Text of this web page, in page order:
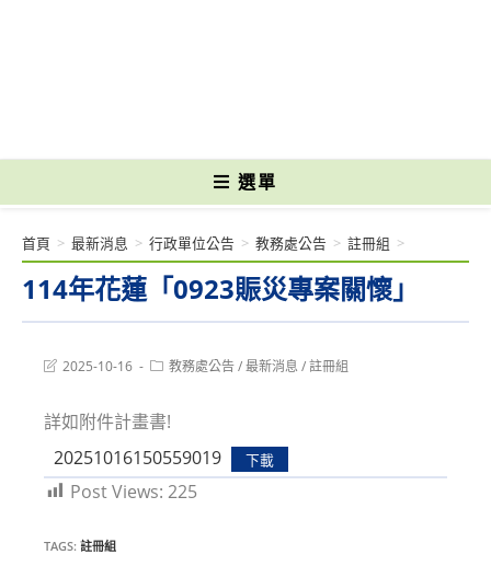
選單
114年花蓮「0923賑災專案關懷」
首頁 > 最新消息 > 行政單位公告 > 教務處公告 > 註冊組 >
Post2025-10-16
Post教務處公告/最新消息 /註冊組
詳如附件計畫書!
20251016150559019
下載
Post Views: 225
TAGS: 註冊組